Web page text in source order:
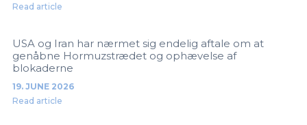
Read article
USA og Iran har nærmet sig endelig aftale om at
genåbne Hormuzstrædet og ophævelse af
blokaderne
19. JUNE 2026
Read article